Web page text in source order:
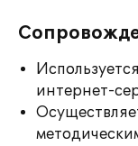
интернет-